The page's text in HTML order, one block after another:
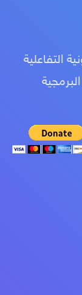
التفاعلية
البرمجية